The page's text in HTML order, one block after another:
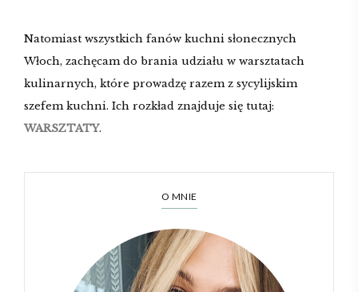
Natomiast wszystkich fanów kuchni słonecznych
Włoch, zachęcam do brania udziału w warsztatach
kulinarnych, które prowadzę razem z sycylijskim
szefem kuchni. Ich rozkład znajduje się tutaj:
WARSZTATY.
O MNIE